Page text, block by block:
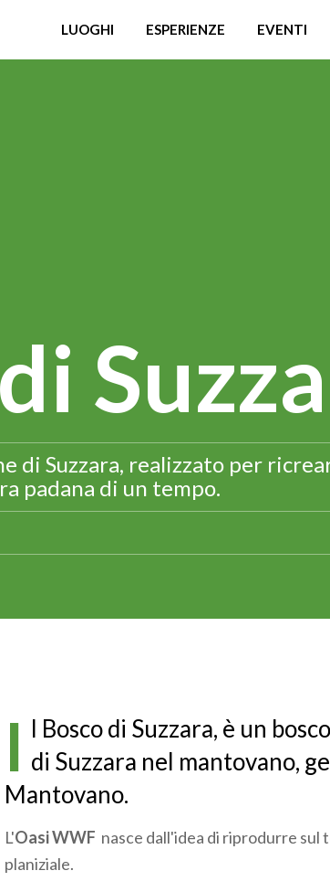
LUOGHI ESPERIENZE EVENTI
di Suzzara, realizzato per
padana di un tempo.
I l Bosco di Suzzara, è un
di Suzzara nel mantovano,
Mantovano.
L'Oasi WWF nasce dall'idea di riprodurre
planiziale.